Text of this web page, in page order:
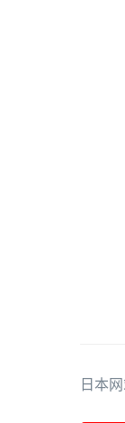
日本